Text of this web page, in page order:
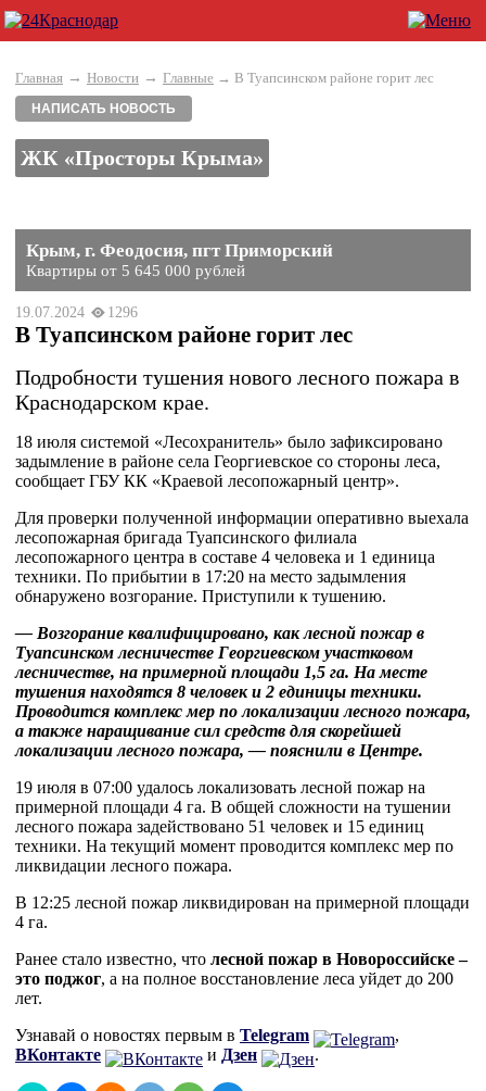
Главная → Новости → Главные → В Туапсинском районе горит лес
НАПИСАТЬ НОВОСТЬ
ЖК «Просторы Крыма»
Крым, г. Феодосия, пгт Приморский
Квартиры от 5 645 000 рублей
19.07.2024 1296
В Туапсинском районе горит лес
Подробности тушения нового лесного пожара в
Краснодарском крае.
18 июля системой «Лесохранитель» было зафиксировано
задымление в районе села Георгиевское со стороны леса,
сообщает ГБУ КК «Краевой лесопожарный центр».
Для проверки полученной информации оперативно выехала
лесопожарная бригада Туапсинского филиала
лесопожарного центра в составе 4 человека и 1 единица
техники. По прибытии в 17:20 на место задымления
обнаружено возгорание. Приступили к тушению.
— Возгорание квалифицировано, как лесной пожар в
Туапсинском лесничестве Георгиевском участковом
лесничестве, на примерной площади 1,5 га. На месте
тушения находятся 8 человек и 2 единицы техники.
Проводится комплекс мер по локализации лесного пожара,
а также наращивание сил средств для скорейшей
локализации лесного пожара, — пояснили в Центре.
19 июля в 07:00 удалось локализовать лесной пожар на
примерной площади 4 га. В общей сложности на тушении
лесного пожара задействовано 51 человек и 15 единиц
техники. На текущий момент проводится комплекс мер по
ликвидации лесного пожара.
В 12:25 лесной пожар ликвидирован на примерной площади
4 га.
Ранее стало известно, что лесной пожар в Новороссийске –
это поджог, а на полное восстановление леса уйдет до 200
лет.
Узнавай о новостях первым в Telegram
,
ВКонтакте
и Дзен .